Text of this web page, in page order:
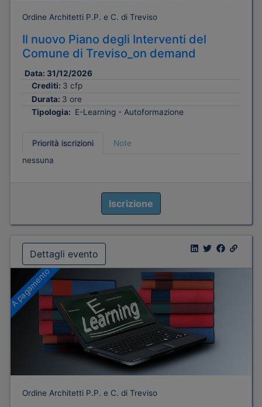
Ordine Architetti P.P. e C. di Treviso
Il nuovo Piano degli Interventi del
Comune di Treviso_on demand
Data: 31/12/2026
Crediti: 3 cfp
Durata: 3 ore
Tipologia: E-Learning - Autoformazione
Priorità iscrizioni
Note
nessuna
Iscrizione
Dettagli evento
A pagamento
Ordine Architetti P.P. e C. di Treviso